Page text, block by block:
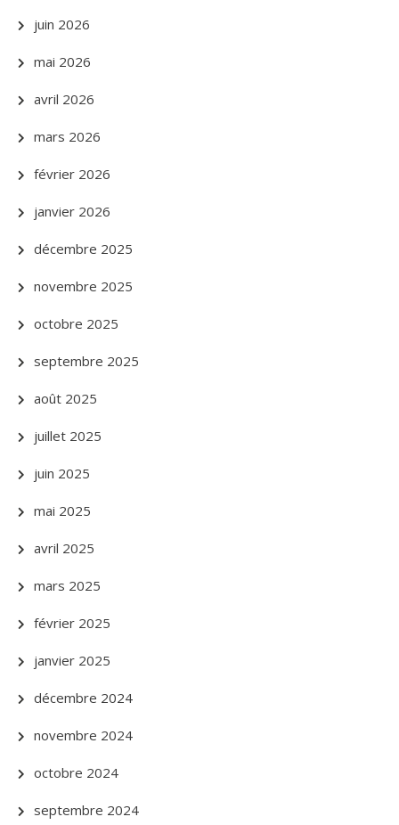
juin 2026
mai 2026
avril 2026
mars 2026
février 2026
janvier 2026
décembre 2025
novembre 2025
octobre 2025
septembre 2025
août 2025
juillet 2025
juin 2025
mai 2025
avril 2025
mars 2025
février 2025
janvier 2025
décembre 2024
novembre 2024
octobre 2024
septembre 2024